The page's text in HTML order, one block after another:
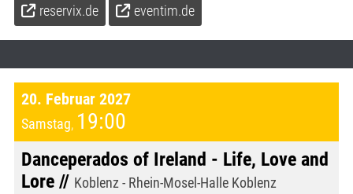
reservix.de
eventim.de
20. Februar 2027
Samstag, 19:00
Danceperados of Ireland - Life, Love and
Lore // Koblenz - Rhein-Mosel-Halle Koblenz